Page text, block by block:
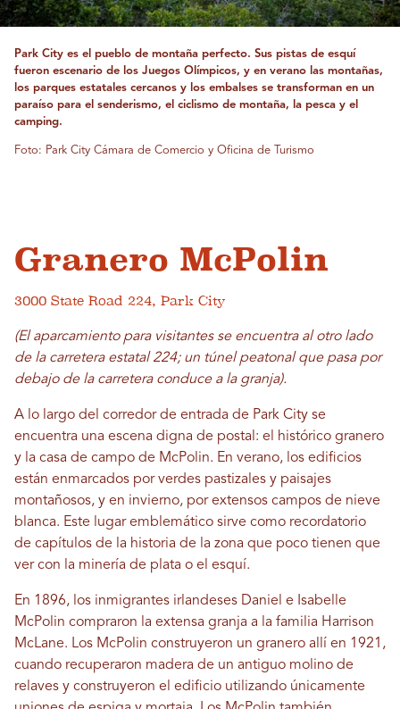
Park City es el pueblo de montaña perfecto. Sus pistas de esquí
fueron escenario de los Juegos Olímpicos, y en verano las montañas,
los parques estatales cercanos y los embalses se transforman en un
paraíso para el senderismo, el ciclismo de montaña, la pesca y el
camping.
Foto: Park City Cámara de Comercio y Oficina de Turismo
Granero McPolin
3000 State Road 224, Park City
(El aparcamiento para visitantes se encuentra al otro lado
de la carretera estatal 224; un túnel peatonal que pasa por
debajo de la carretera conduce a la granja).
A lo largo del corredor de entrada de Park City se
encuentra una escena digna de postal: el histórico granero
y la casa de campo de McPolin. En verano, los edificios
están enmarcados por verdes pastizales y paisajes
montañosos, y en invierno, por extensos campos de nieve
blanca. Este lugar emblemático sirve como recordatorio
de capítulos de la historia de la zona que poco tienen que
ver con la minería de plata o el esquí.
En 1896, los inmigrantes irlandeses Daniel e Isabelle
McPolin compraron la extensa granja a la familia Harrison
McLane. Los McPolin construyeron un granero allí en 1921,
cuando recuperaron madera de un antiguo molino de
relaves y construyeron el edificio utilizando únicamente